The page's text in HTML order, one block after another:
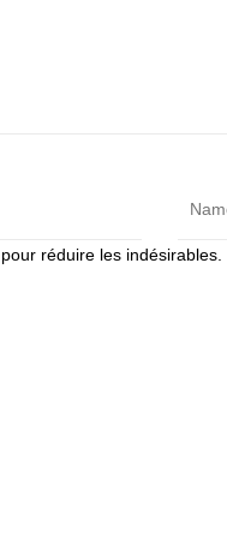
réduire les indésirables.